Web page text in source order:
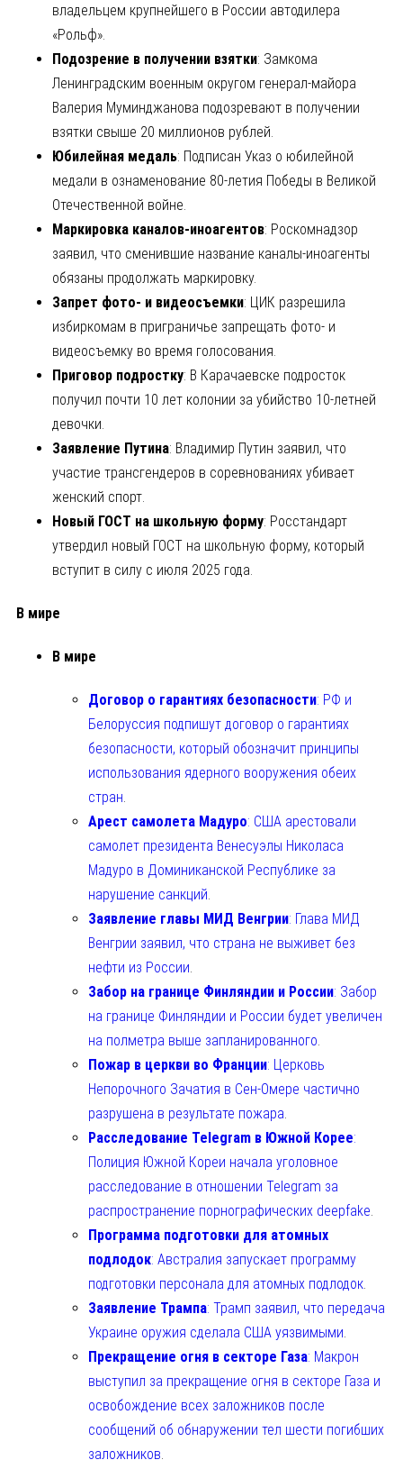
владельцем крупнейшего в России автодилера
«Рольф».
Подозрение в получении взятки: Замкома
Ленинградским военным округом генерал-майора
Валерия Муминджанова подозревают в получении
взятки свыше 20 миллионов рублей.
Юбилейная медаль: Подписан Указ о юбилейной
медали в ознаменование 80-летия Победы в Великой
Отечественной войне.
Маркировка каналов-иноагентов: Роскомнадзор
заявил, что сменившие название каналы-иноагенты
обязаны продолжать маркировку.
Запрет фото- и видеосъемки: ЦИК разрешила
избиркомам в приграничье запрещать фото- и
видеосъемку во время голосования.
Приговор подростку: В Карачаевске подросток
получил почти 10 лет колонии за убийство 10-летней
девочки.
Заявление Путина: Владимир Путин заявил, что
участие трансгендеров в соревнованиях убивает
женский спорт.
Новый ГОСТ на школьную форму: Росстандарт
утвердил новый ГОСТ на школьную форму, который
вступит в силу с июля 2025 года.
В мире
В мире
Договор о гарантиях безопасности: РФ и
Белоруссия подпишут договор о гарантиях
безопасности, который обозначит принципы
использования ядерного вооружения обеих
стран.
Арест самолета Мадуро: США арестовали
самолет президента Венесуэлы Николаса
Мадуро в Доминиканской Республике за
нарушение санкций.
Заявление главы МИД Венгрии: Глава МИД
Венгрии заявил, что страна не выживет без
нефти из России.
Забор на границе Финляндии и России: Забор
на границе Финляндии и России будет увеличен
на полметра выше запланированного.
Пожар в церкви во Франции: Церковь
Непорочного Зачатия в Сен-Омере частично
разрушена в результате пожара.
Расследование Telegram в Южной Корее:
Полиция Южной Кореи начала уголовное
расследование в отношении Telegram за
распространение порнографических deepfake.
Программа подготовки для атомных
подлодок: Австралия запускает программу
подготовки персонала для атомных подлодок.
Заявление Трампа: Трамп заявил, что передача
Украине оружия сделала США уязвимыми.
Прекращение огня в секторе Газа: Макрон
выступил за прекращение огня в секторе Газа и
освобождение всех заложников после
сообщений об обнаружении тел шести погибших
заложников.